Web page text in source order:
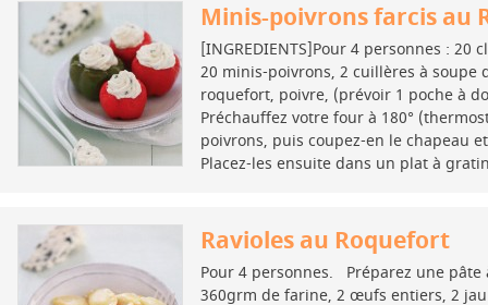
Minis-poivrons farcis au
[INGREDIENTS]Pour 4 personnes :
20 minis-poivrons, 2 cuillères à soupe
roquefort, poivre, (prévoir 1 poche à
Préchauffez votre four à 180°
poivrons, puis coupez-en le chapeau
Placez-les ensuite dans un plat à
Ravioles au Roquefort
Pour 4 personnes. Préparez une
360grm de farine, 2 œufs entiers, 2